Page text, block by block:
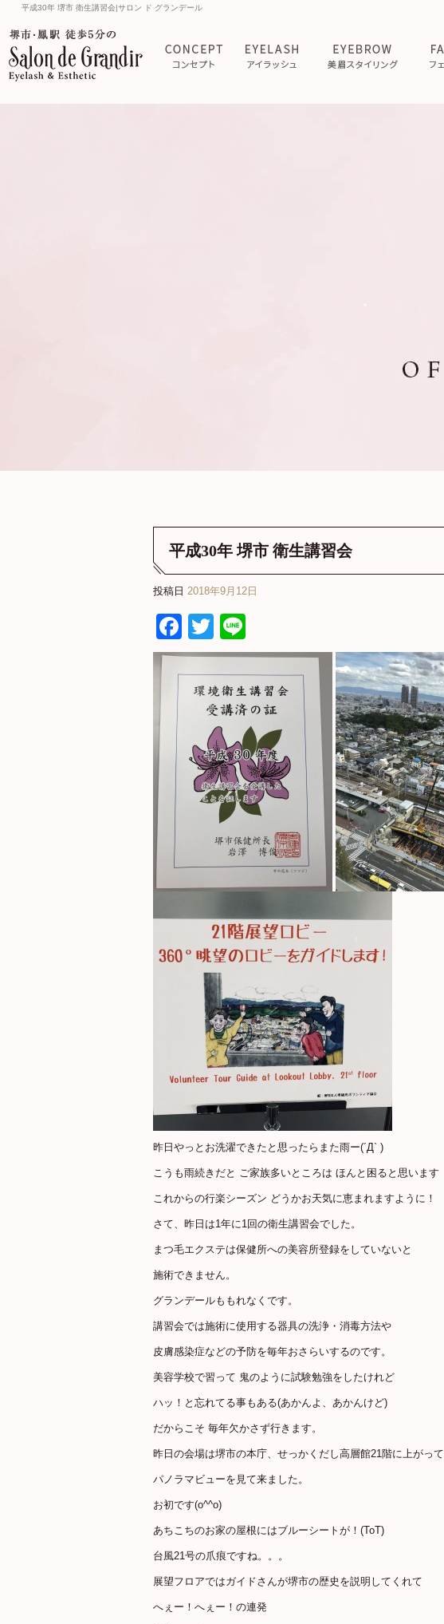
平成30年 堺市 衛生講習会|サロン ド グランデール
平成30年 堺市 衛生講習会
投稿日 2018年9月12日
Facebook
Twitter
昨日やっとお洗濯できたと思ったらまた雨ー(´Д` )
こうも雨続きだと ご家族多いところは ほんと困ると思います
これからの行楽シーズン どうかお天気に恵まれますように！
さて、昨日は1年に1回の衛生講習会でした。
まつ毛エクステは保健所への美容所登録をしていないと
施術できません。
グランデールももれなくです。
講習会では施術に使用する器具の洗浄・消毒方法や
皮膚感染症などの予防を毎年おさらいするのです。
美容学校で習って 鬼のように試験勉強をしたけれど
ハッ！と忘れてる事もある(あかんよ、あかんけど)
だからこそ 毎年欠かさず行きます。
昨日の会場は堺市の本庁、せっかくだし高層館21階に上がって
パノラマビューを見て来ました。
お初です(o^^o)
あちこちのお家の屋根にはブルーシートが！(ToT)
台風21号の爪痕ですね。。。
展望フロアではガイドさんが堺市の歴史を説明してくれて
へぇー！へぇー！の連発